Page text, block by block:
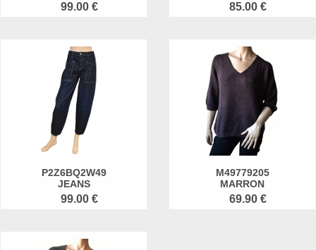
99.00 € 85.00 €
P2Z6BQ2W49
JEANS
99.00 €
M49779205
MARRON
69.90 €